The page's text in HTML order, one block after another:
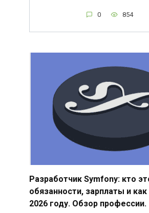
0 854
Разработчик Symfony: кто
обязанности, зарплаты и
2026 году. Обзор профессии.